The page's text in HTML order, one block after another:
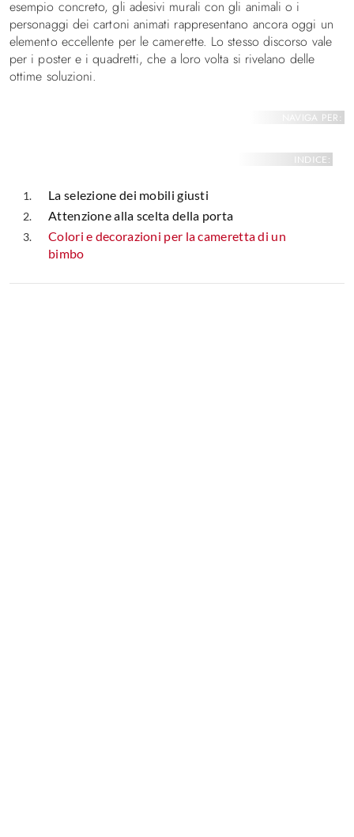
esempio concreto, gli adesivi murali con gli animali o i
personaggi dei cartoni animati rappresentano ancora oggi un
elemento eccellente per le camerette. Lo stesso discorso vale
per i poster e i quadretti, che a loro volta si rivelano delle
ottime soluzioni.
NAVIGA PER:
INDICE:
La selezione dei mobili giusti
Attenzione alla scelta della porta
Colori e decorazioni per la cameretta di un
bimbo